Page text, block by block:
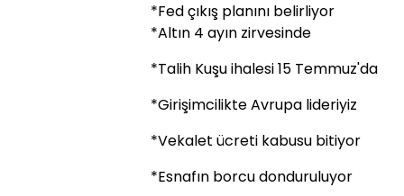
*Fed çıkış planını belirliyor
*Altın 4 ayın zirvesinde
*Talih Kuşu ihalesi 15 Temmuz'da
*Girişimcilikte Avrupa lideriyiz
*Vekalet ücreti kabusu bitiyor
*Esnafın borcu donduruluyor